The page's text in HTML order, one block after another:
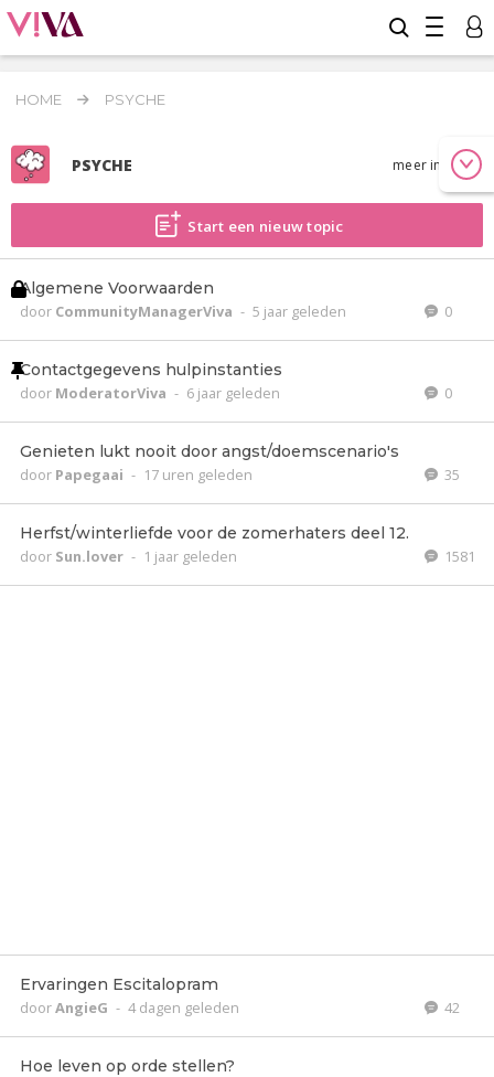
HOME PSYCHE
PSYCHE meer info
Start een nieuw topic
Algemene Voorwaarden
door CommunityManagerViva - 5 jaar geleden 0
Contactgegevens hulpinstanties
door ModeratorViva - 6 jaar geleden 0
Genieten lukt nooit door angst/doemscenario's
door Papegaai - 17 uren geleden 35
Herfst/winterliefde voor de zomerhaters deel 12.
door Sun.lover - 1 jaar geleden 1581
Ervaringen Escitalopram
doorAngieG - 4 dagen geleden 42
Hoe leven op orde stellen?